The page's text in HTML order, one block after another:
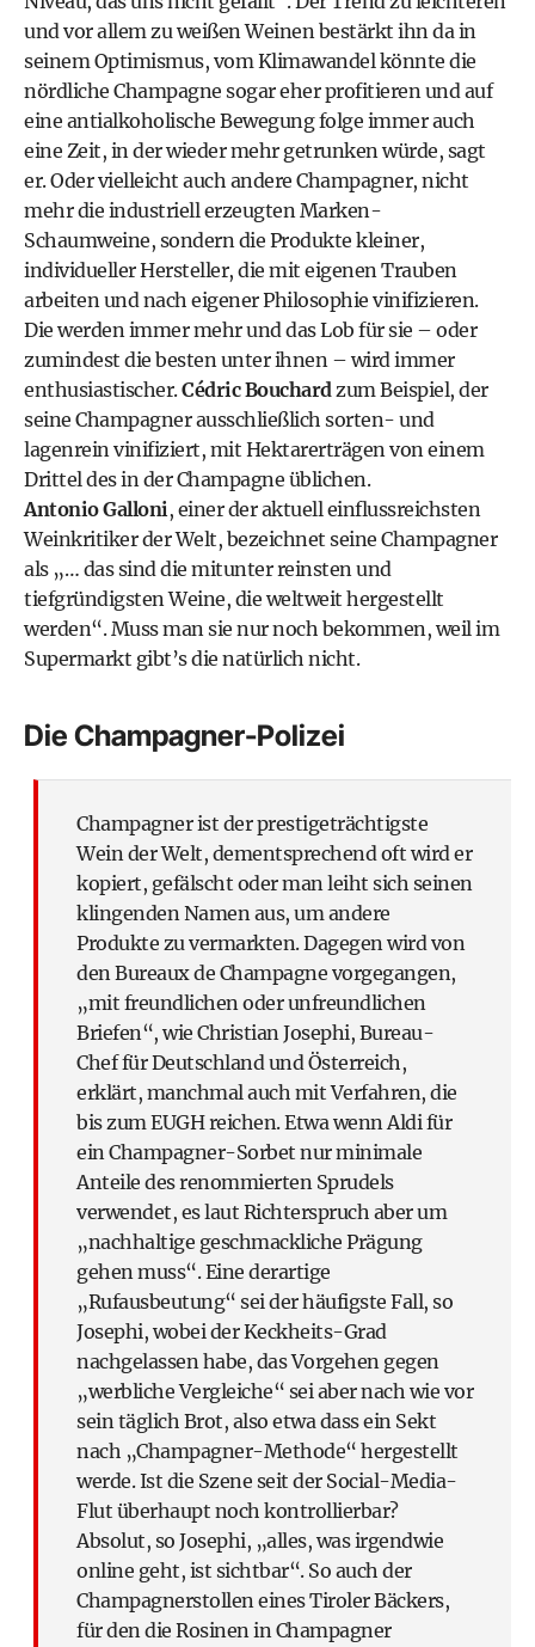
und vor allem zu weißen Weinen bestärkt ihn da in
seinem Optimismus, vom Klimawandel könnte die
nördliche Champagne sogar eher profitieren und auf
eine antialkoholische Bewegung folge immer auch
eine Zeit, in der wieder mehr getrunken würde, sagt
er. Oder vielleicht auch andere Champagner, nicht
mehr die industriell erzeugten Marken-
Schaumweine, sondern die Produkte kleiner,
individueller Hersteller, die mit eigenen Trauben
arbeiten und nach eigener Philosophie vinifizieren.
Die werden immer mehr und das Lob für sie – oder
zumindest die besten unter ihnen – wird immer
enthusiastischer.Cédric Bouchardzum Beispiel, der
seine Champagner ausschließlich sorten- und
lagenrein vinifiziert, mit Hektarerträgen von einem
Drittel des in der Champagne üblichen.
Antonio Galloni, einer der aktuell einflussreichsten
Weinkritiker der Welt, bezeichnet seine Champagner
als „… das sind die mitunter reinsten und
tiefgründigsten Weine, die weltweit hergestellt
werden“. Muss man sie nur noch bekommen, weil im
Supermarkt gibt’s die natürlich nicht.
Die Champagner-Polizei
Champagner ist der prestigeträchtigste
Wein der Welt, dementsprechend oft wird er
kopiert, gefälscht oder man leiht sich seinen
klingenden Namen aus, um andere
Produkte zu vermarkten. Dagegen wird von
den Bureaux de Champagne vorgegangen,
„mit freundlichen oder unfreundlichen
Briefen“, wie Christian Josephi, Bureau-
Chef für Deutschland und Österreich,
erklärt, manchmal auch mit Verfahren, die
bis zum EUGH reichen. Etwa wenn Aldi für
ein Champagner-Sorbet nur minimale
Anteile des renommierten Sprudels
verwendet, es laut Richterspruch aber um
„nachhaltige geschmackliche Prägung
gehen muss“. Eine derartige
„Rufausbeutung“ sei der häufigste Fall, so
Josephi, wobei der Keckheits-Grad
nachgelassen habe, das Vorgehen gegen
„werbliche Vergleiche“ sei aber nach wie vor
sein täglich Brot, also etwa dass ein Sekt
nach „Champagner-Methode“ hergestellt
werde. Ist die Szene seit der Social-Media-
Flut überhaupt noch kontrollierbar?
Absolut, so Josephi, „alles, was irgendwie
online geht, ist sichtbar“. So auch der
Champagnerstollen eines Tiroler Bäckers,
für den die Rosinen in Champagner